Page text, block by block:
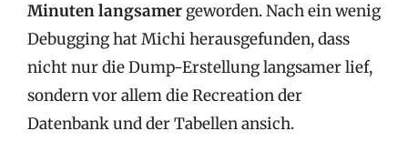
Minuten langsamer geworden. Nach ein wenig
Debugging hat Michi herausgefunden, dass
nicht nur die Dump-Erstellung langsamer lief,
sondern vor allem die Recreation der
Datenbank und der Tabellen ansich.